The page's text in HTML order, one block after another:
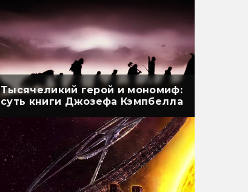
Тысячеликий герой и мономиф:
суть книги Джозефа Кэмпбелла